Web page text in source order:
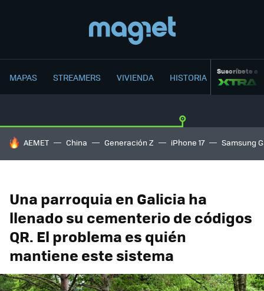
MAPAS STREAMERS VIVIENDA HISTORIA Suscríbete a
HOY SE HABLA DE
AEMET China Generación Z iPhone 17 Samsung
Una parroquia en Galicia ha
llenado su cementerio de códigos
QR. El problema es quién
mantiene este sistema